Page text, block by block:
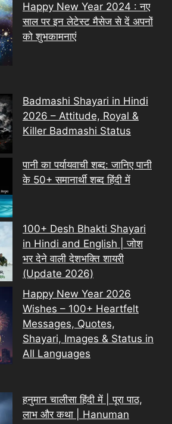
Happy New Year 2024 : नए
साल पर इन लेटेस्ट मैसेज से दें अपनों
को शुभकामनाएं
Badmashi Shayari in Hindi
2026 – Attitude, Royal &
Killer Badmashi Status
पानी का पर्यायवाची शब्द: जानिए पानी
के 50+ समानार्थी शब्द हिंदी में
100+ Desh Bhakti Shayari
in Hindi and English | जोश
भर देने वाली देशभक्ति शायरी
(Update 2026)
Happy New Year 2026
Wishes – 100+ Heartfelt
Messages, Quotes,
Shayari, Images & Status in
All Languages
हनुमान चालीसा हिंदी में | पूरा पाठ,
लाभ और कथा | Hanuman